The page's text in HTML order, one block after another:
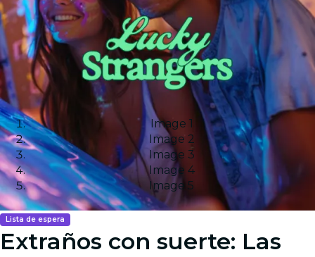
Image 1
Image 2
Image 3
Image 4
Image 5
Lista de espera
Extraños con suerte: Las